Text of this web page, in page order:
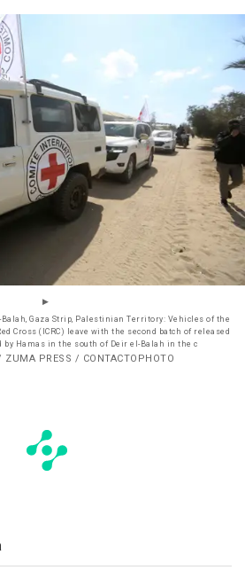
Balah, Gaza Strip, Palestinian Territory: Vehicles of the
Cross (ICRC) leave with the second batch of released
Hamas in the south of Deir el-Balah in the c
ZUMA PRESS / CONTACTOPHOTO